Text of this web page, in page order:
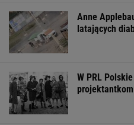
Anne
latających
W PRL